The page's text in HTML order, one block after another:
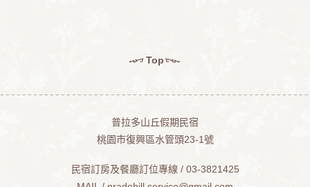
Top
普拉多山丘假期民宿
桃園市復興區水管頭23-1號
民宿訂房及餐廳訂位專線 / 03-3821425